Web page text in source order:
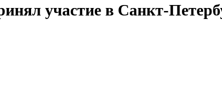
участие в Санкт-